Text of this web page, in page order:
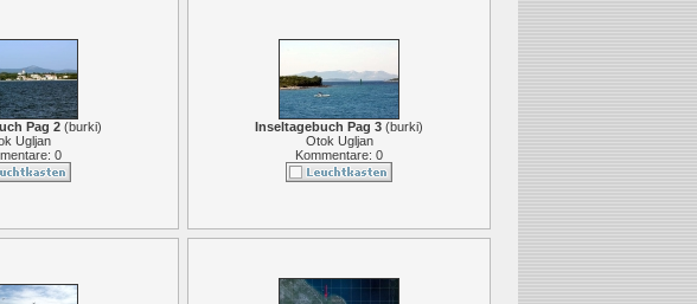
Pag 2(burki)
Ugljan
0
Inseltagebuch Pag 3 (burki)
Otok Ugljan
Kommentare: 0